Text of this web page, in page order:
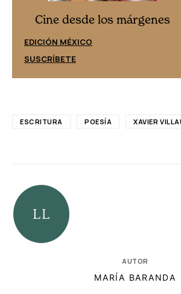
Cine desde los márgenes
EDICIÓN MÉXICO
SUSCRÍBETE
ESCRITURA POESÍA XAVIER
AUTOR
MARÍA BARANDA